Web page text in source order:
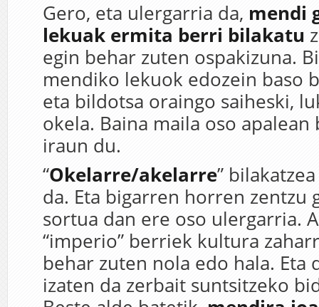
Gero, eta ulergarria da, mendi
lekuak ermita berri bilakatu
egin behar zuten ospakizuna.
mendiko lekuok edozein baso
eta bildotsa oraingo saiheski,
okela. Baina maila oso
iraun du.
“Okelarre/akelarre”
da. Eta bigarren horren zentzu
sortua dan ere oso ulergarria.
“imperio” berriek kultura
behar zuten nola edo hala. Eta
izaten da zerbait suntsitzeko